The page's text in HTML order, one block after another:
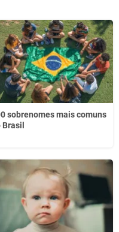
que procuro
sobrenomes mais comuns
Brasil